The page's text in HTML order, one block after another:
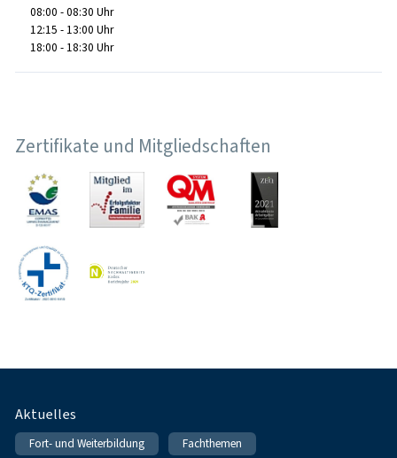
08:00 - 08:30 Uhr
12:15 - 13:00 Uhr
18:00 - 18:30 Uhr
Zertifikate und Mitgliedschaften
Fußnavigation
Aktuelles
Fort- und Weiterbildung Fachthemen